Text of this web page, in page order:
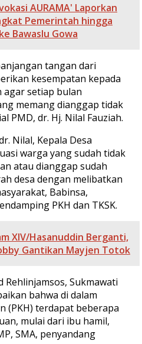
AURAMA' Laporkan
Pemerintah hingga
Bawaslu Gowa
tangan dari
kesempatan kepada
agar setiap bulan
memang dianggap tidak
PMD, dr. Hj. Nilal Fauziah.
Nilal, Kepala Desa
warga yang sudah tidak
atau dianggap sudah
desa dengan melibatkan
Babinsa,
PKH dan TKSK.
XIV/Hasanuddin Berganti,
Gantikan Mayjen Totok
Rehlinjamsos, Sukmawati
bahwa di dalam
(PKH) terdapat beberapa
mulai dari ibu hamil,
SMA, penyandang